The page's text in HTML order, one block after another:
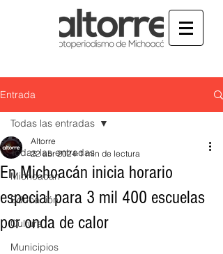
Entrada
Todas las entradas
Michoacán
Educación
Cultura
Municipios
Todas las entradas
En Michoacán inicia horario
especial para 3 mil 400 escuelas
por onda de calor
Altorre
22 abr 2024 1 min de lectura